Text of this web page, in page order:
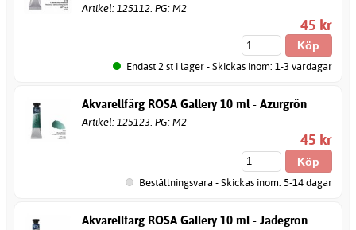
Artikel: 125112. PG: M2
45 kr
Endast 2 st i lager - Skickas inom: 1-3 vardagar
Akvarellfärg ROSA Gallery 10 ml - Azurgrön
Artikel: 125123. PG: M2
45 kr
Beställningsvara - Skickas inom: 5-14 dagar
Akvarellfärg ROSA Gallery 10 ml - Jadegrön